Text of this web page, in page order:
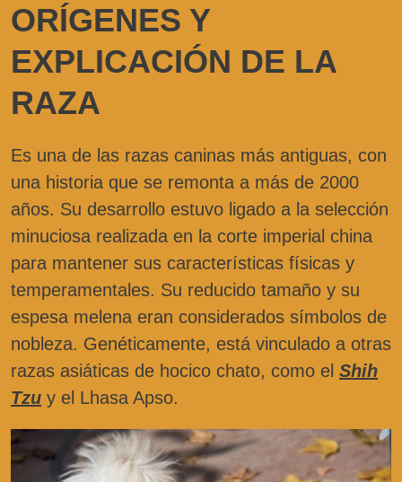
ORÍGENES Y
EXPLICACIÓN DE LA
RAZA
Es una de las razas caninas más antiguas, con
una historia que se remonta a más de 2000
años. Su desarrollo estuvo ligado a la selección
minuciosa realizada en la corte imperial china
para mantener sus características físicas y
temperamentales. Su reducido tamaño y su
espesa melena eran considerados símbolos de
nobleza. Genéticamente, está vinculado a otras
razas asiáticas de hocico chato, como el Shih
Tzu y el Lhasa Apso.